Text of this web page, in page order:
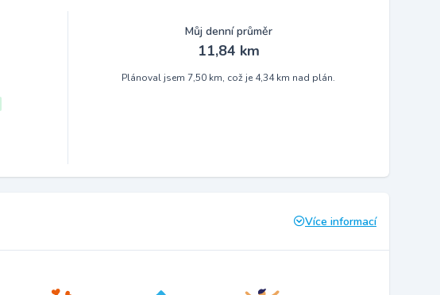
Můj denní průměr
11,84 km
Plánoval jsem 7,50 km, což je 4,34 km nad plán.
Více informací